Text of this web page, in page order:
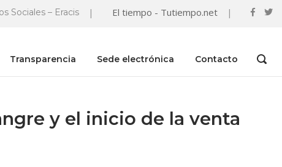
Sociales – Eracis | El tiempo - Tutiempo.net |
Transparencia Sede electrónica Contacto
OPEN
y el inicio de la venta